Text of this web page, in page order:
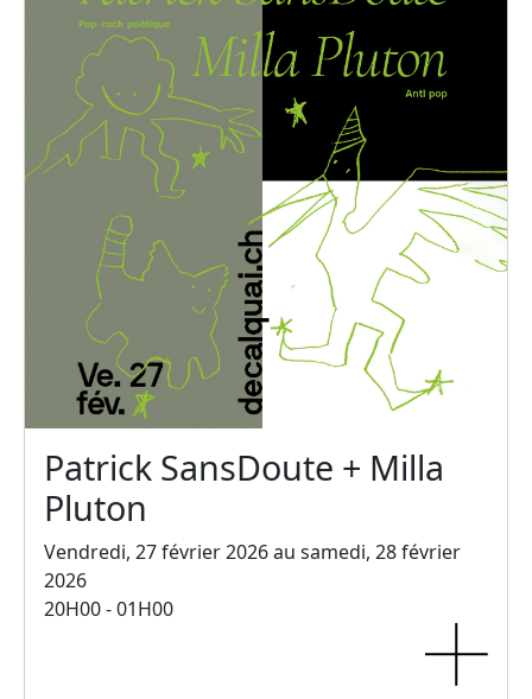
Patrick SansDoute + Milla
Pluton
Vendredi, 27 février 2026 au samedi, 28 février
2026
20H00 - 01H00